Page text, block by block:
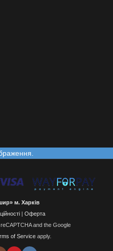
м. Харків
| Оферта
and the Google
of Service apply.